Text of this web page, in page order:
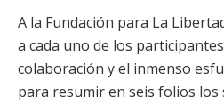
A la Fundación para La
a cada uno de los
colaboración y el inmenso
para resumir en seis folios los